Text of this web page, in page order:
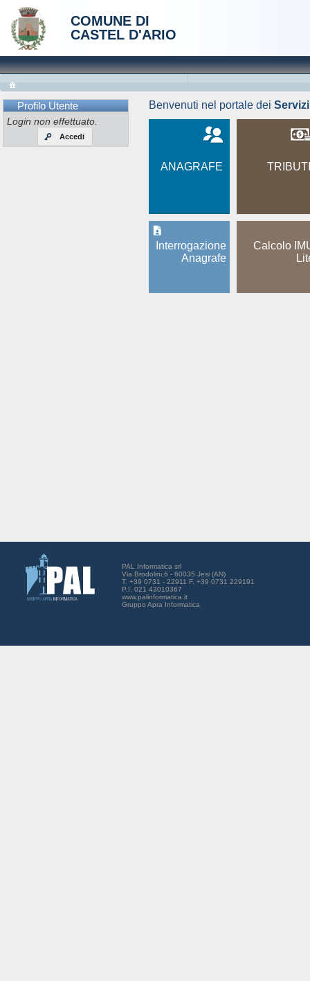
COMUNE DI
CASTEL D'ARIO
Profilo Utente
Login non effettuato.
Accedi
Benvenuti nel portale dei
ANAGRAFE TRIBUTI
Interrogazione
Anagrafe
Calcolo
PAL Informatica srl
Via Brodolini,6 - 60035 Jesi (AN)
T. +39 0731 - 22911 F. +39 0731 229191
P.I. 021 43010367
www.palinformatica.it
Gruppo Apra Informatica